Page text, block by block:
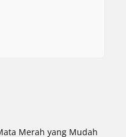
Merah yang Mudah